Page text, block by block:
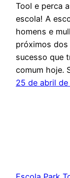
Tool e perca
escola! A
homens e
próximos dos
sucesso que
comum hoje.
25 de abril de